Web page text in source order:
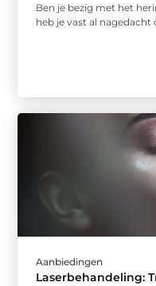
Ben je bezig met het
heb je vast al nagedacht
Aanbiedingen
Laserbehandeling: